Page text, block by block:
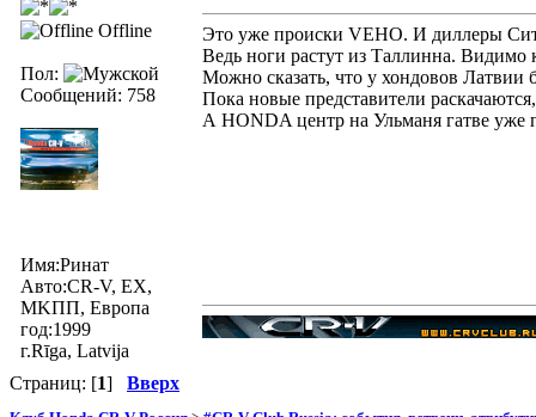
Offline
Пол:
Сообщений: 758
Имя:Ринат
Авто:CR-V, EX,
MKПП, Европа
год:1999
г.Rīga, Latvija
Это уже происки VEHO. И диллеры
Ведь ноги растут из Таллинна. Видимо
Можно сказать, что у хондовов Латвии
Пока новые представители
А HONDA центр на Ульманя гатве уже
Страниц: [1] Вверх